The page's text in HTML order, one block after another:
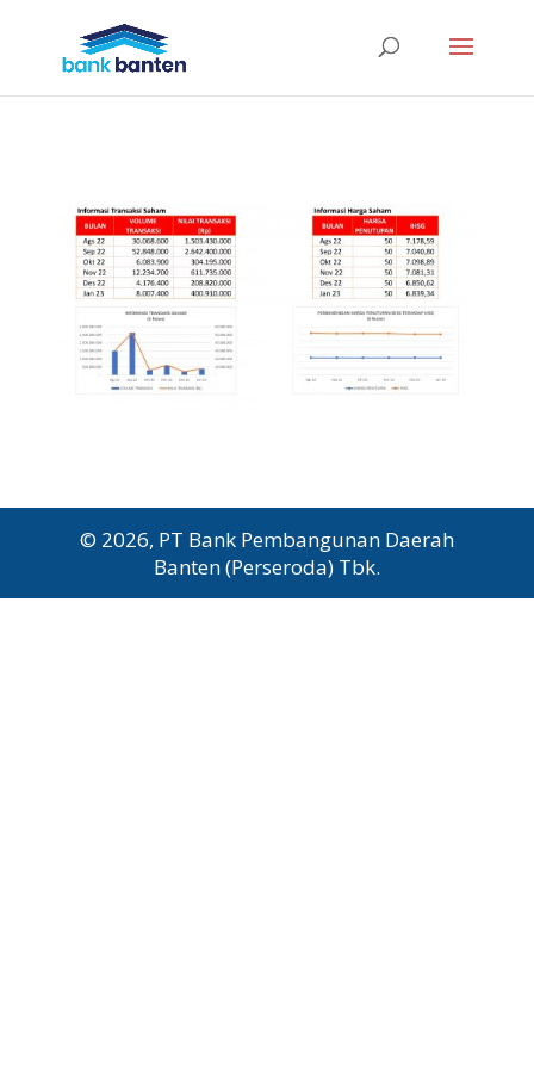
© 2026, PT Bank Pembangunan Daerah
Banten (Perseroda) Tbk.